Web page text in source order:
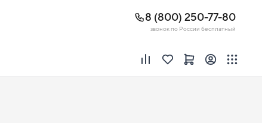
8 (800) 250-77-80
звонок по России бесплатный